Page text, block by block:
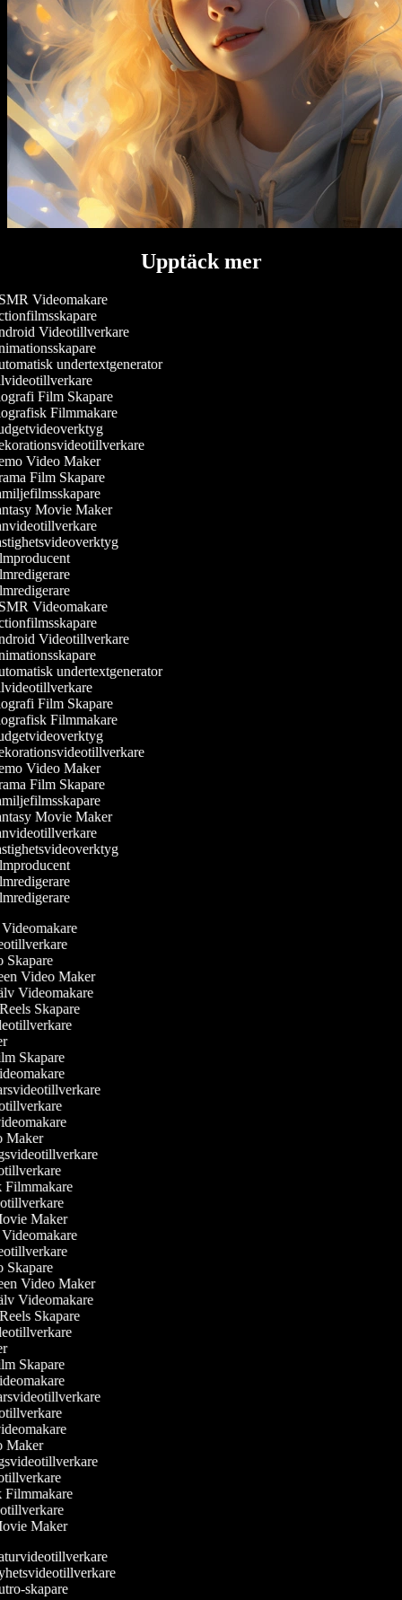
Upptäck mer
Videomakare
Videotillverkare
undertextgenerator
Film Skapare
Filmmakare
Video Maker
Film Skapare
Movie Maker
Videomakare
Videotillverkare
undertextgenerator
Film Skapare
Filmmakare
Video Maker
Film Skapare
Movie Maker
Videomakare
Skapare
Video Maker
Videomakare
Skapare
Skapare
Maker
Filmmakare
Maker
Videomakare
Skapare
Video Maker
Videomakare
Skapare
Skapare
Maker
Filmmakare
Maker
skapare